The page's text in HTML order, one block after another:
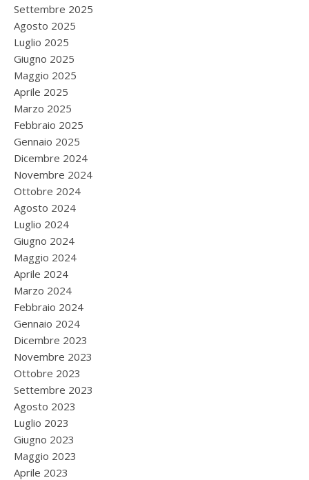
Settembre 2025
Agosto 2025
Luglio 2025
Giugno 2025
Maggio 2025
Aprile 2025
Marzo 2025
Febbraio 2025
Gennaio 2025
Dicembre 2024
Novembre 2024
Ottobre 2024
Agosto 2024
Luglio 2024
Giugno 2024
Maggio 2024
Aprile 2024
Marzo 2024
Febbraio 2024
Gennaio 2024
Dicembre 2023
Novembre 2023
Ottobre 2023
Settembre 2023
Agosto 2023
Luglio 2023
Giugno 2023
Maggio 2023
Aprile 2023